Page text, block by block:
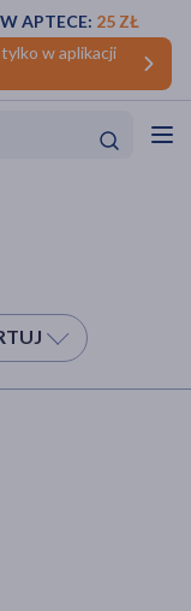
w aplikacji
APTECE: 25 ZŁ